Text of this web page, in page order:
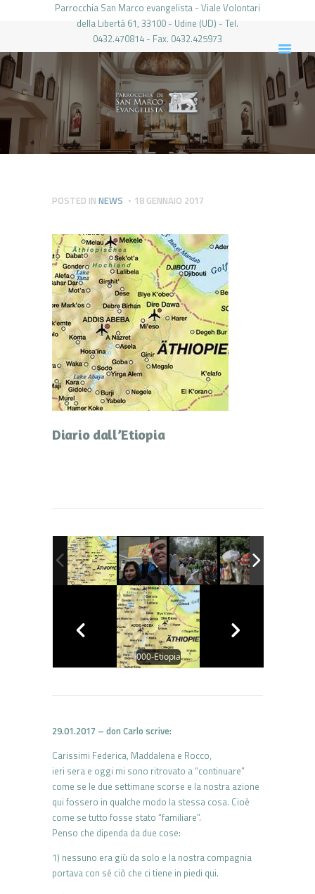
Parrocchia San Marco evangelista - Viale Volontari
della Libertá 61, 33100 - Udine (UD) - Tel.
0432.470814 - Fax. 0432.425973
PARROCCHIA DI SAN MARCO UDINE
HOME
LA PARROCCHIA
IL PARROCO
LE ATTIVITÀ
PIERABECH
CONTATTI
LOGIN
POSTED IN NEWS 18 GENNAIO 2017
Diario dall’Etiopia
000-Etiopia
29.01.2017 – don Carlo scrive:
Carissimi Federica, Maddalena e Rocco,
ieri sera e oggi mi sono ritrovato a “continuare”
come se le due settimane scorse e la nostra azione
qui fossero in qualche modo la stessa cosa. Cioè
come se tutto fosse stato “familiare”.
Penso che dipenda da due cose:
1) nessuno era giù da solo e la nostra compagnia
portava con sé ciò che ci tiene in piedi qui.